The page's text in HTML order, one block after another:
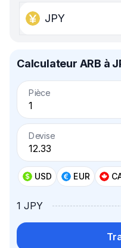
JPY
Calculateur ARB à
Pièce
Devise
USD EUR
1 JPY